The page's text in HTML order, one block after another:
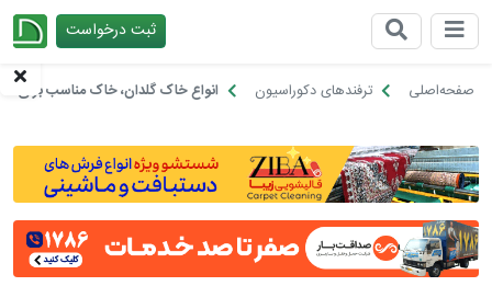
ثبت درخواست
صفحه‌اصلی ترفندهای دکوراسیون انواع خاک گلدان، خاک مناسب برای